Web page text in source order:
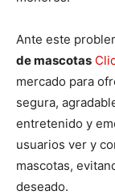
Ante este
de mascotas
mercado para
segura,
entretenido y
usuarios ver y
mascotas,
deseado.